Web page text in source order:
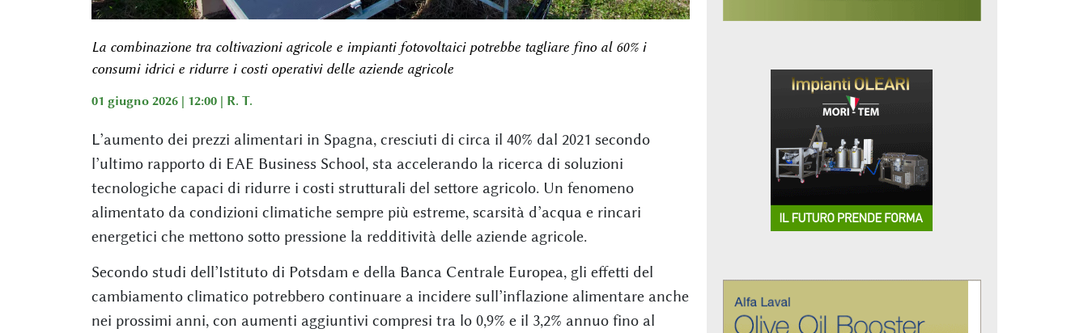
La combinazione tra coltivazioni agricole e impianti fotovoltaici potrebbe tagliare fino al 60% i
consumi idrici e ridurre i costi operativi delle aziende agricole
01 giugno 2026 | 12:00 | R. T.
L’aumento dei prezzi alimentari in Spagna, cresciuti di circa il 40% dal 2021 secondo
l’ultimo rapporto di EAE Business School, sta accelerando la ricerca di soluzioni
tecnologiche capaci di ridurre i costi strutturali del settore agricolo. Un fenomeno
alimentato da condizioni climatiche sempre più estreme, scarsità d’acqua e rincari
energetici che mettono sotto pressione la redditività delle aziende agricole.
Secondo studi dell’Istituto di Potsdam e della Banca Centrale Europea, gli effetti del
cambiamento climatico potrebbero continuare a incidere sull’inflazione alimentare anche
nei prossimi anni, con aumenti aggiuntivi compresi tra lo 0,9% e il 3,2% annuo fino al